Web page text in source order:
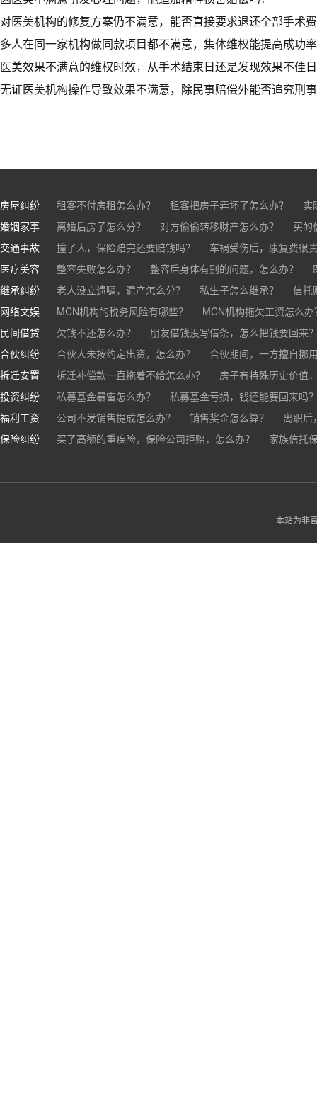
对医美机构的修复方案仍不满意，能否直接要求退还全部手术
多人在同一家机构做同款项目都不满意，集体维权能提高成功
医美效果不满意的维权时效，从手术结束日还是发现效果不佳
无证医美机构操作导致效果不满意，除民事赔偿外能否追究刑
房屋纠纷 租客不付房租怎么办？ 租客把房子弄坏了怎么办？
实
房东不退押金怎么办？
买房的定金能退吗？ 买的房子
婚姻家事 离婚后房子怎么分？ 对方偷偷转移财产怎么办？
买的
离婚了公司股权怎么处理？
离婚后财产怎么分？
交通事故 撞了人，保险赔完还要赔钱吗？
车祸受伤后，康复费很
交通事故中，医保和对方赔偿能同时拿吗？
车祸导致人
医疗美容 整容失败怎么办？ 整容后身体有别的问题，怎么办？
医美机构宣传的与实际结果不符怎么办？
医疗事故怎么
医疗器械出问题，怎么办？
继承纠纷 老人没立遗嘱，遗产怎么分？ 私生子怎么继承？
信托
基金怎么继承？
股票怎么继承？
网络文娱 MCN机构的税务风险有哪些？
MCN机构拖欠工资怎么办
抖音账号归谁？
民间借贷 欠钱不还怎么办？
朋友借钱没写借条，怎么把钱要回来
帮人担保借款，对方不还，我要承担全部责任吗？
合伙纠纷 合伙人未按约定出资，怎么办？
合伙期间，一方擅自挪
和合伙人有矛盾，怎么办？
拆迁安置 拆迁补偿款一直拖着不给怎么办？
房子有特殊历史价值
投资纠纷
私募基金暴雷怎么办？
私募基金亏损，钱还能要回来吗
福利工资
公司不发销售提成怎么办？ 销售奖金怎么算？
离职后
销售目标未完成，公司有权不发提成和奖金吗？
公司变
保险纠纷 买了高额的重疾险，保险公司拒赔，怎么办？
家族信托
本站为非